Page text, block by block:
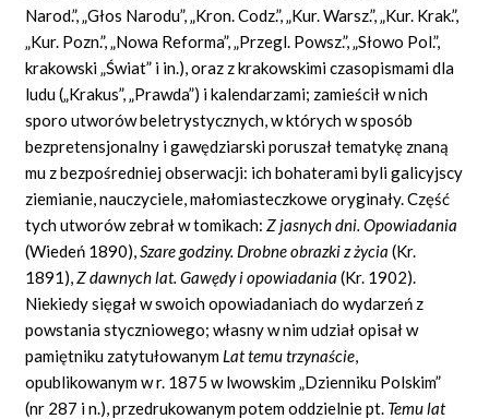
Narod.”, „Głos Narodu”, „Kron. Codz.”, „Kur. Warsz.”, „Kur. Krak.”,
„Kur. Pozn.”, „Nowa Reforma”, „Przegl. Powsz.”, „Słowo Pol.”,
krakowski „Świat” i in.), oraz z krakowskimi czasopismami dla
ludu („Krakus”, „Prawda”) i kalendarzami; zamieścił w nich
sporo utworów beletrystycznych, w których w sposób
bezpretensjonalny i gawędziarski poruszał tematykę znaną
mu z bezpośredniej obserwacji: ich bohaterami byli galicyjscy
ziemianie, nauczyciele, małomiasteczkowe oryginały. Część
tych utworów zebrał w tomikach:Z jasnych dni. Opowiadania
(Wiedeń 1890),Szare godziny. Drobne obrazki z życia(Kr.
1891),Z dawnych lat. Gawędy i opowiadania(Kr. 1902).
Niekiedy sięgał w swoich opowiadaniach do wydarzeń z
powstania styczniowego; własny w nim udział opisał w
pamiętniku zatytułowanym Lat temu trzynaście,
opublikowanym w r. 1875 w lwowskim „Dzienniku Polskim”
(nr 287 i n.), przedrukowanym potem oddzielnie pt. Temu lat